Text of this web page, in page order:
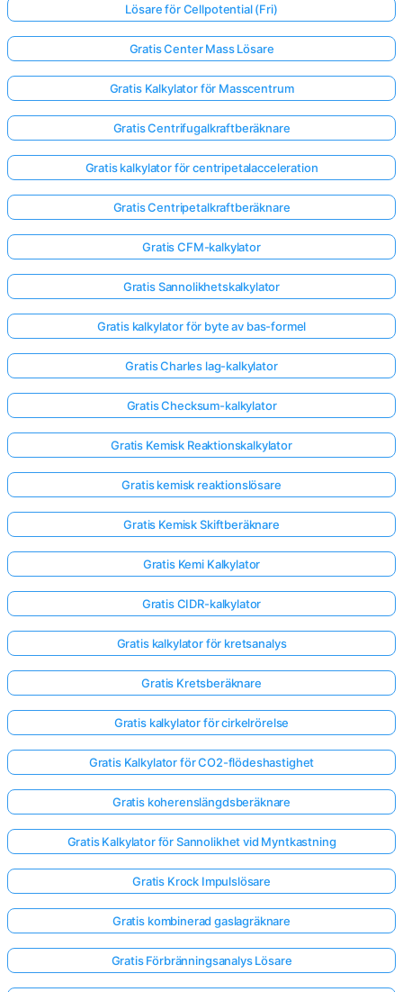
Lösare för Cellpotential (Fri)
Gratis Center Mass Lösare
Gratis Kalkylator för Masscentrum
Gratis Centrifugalkraftberäknare
Gratis kalkylator för centripetalacceleration
Gratis Centripetalkraftberäknare
Gratis CFM-kalkylator
Gratis Sannolikhetskalkylator
Gratis kalkylator för byte av bas-formel
Gratis Charles lag-kalkylator
Gratis Checksum-kalkylator
Gratis Kemisk Reaktionskalkylator
Gratis kemisk reaktionslösare
Gratis Kemisk Skiftberäknare
Gratis Kemi Kalkylator
Gratis CIDR-kalkylator
Gratis kalkylator för kretsanalys
Gratis Kretsberäknare
Gratis kalkylator för cirkelrörelse
Gratis Kalkylator för CO2-flödeshastighet
Gratis koherenslängdsberäknare
Gratis Kalkylator för Sannolikhet vid Myntkastning
Gratis Krock Impulslösare
Gratis kombinerad gaslagräknare
Gratis Förbränningsanalys Lösare